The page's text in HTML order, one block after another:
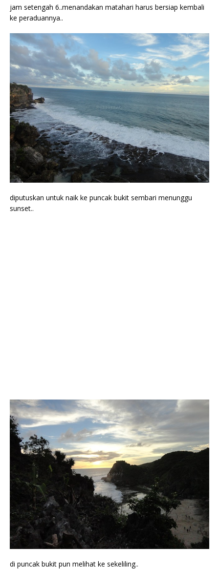
jam setengah 6..menandakan matahari harus bersiap kembali
ke peraduannya..
diputuskan untuk naik ke puncak bukit sembari menunggu
sunset..
di puncak bukit pun melihat ke sekeliling..